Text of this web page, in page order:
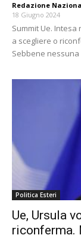
Redazione
18 Giugno 2024
Summit Ue.
a scegliere o
Sebbene
Politica Esteri
Ue, Ursula
riconferma.